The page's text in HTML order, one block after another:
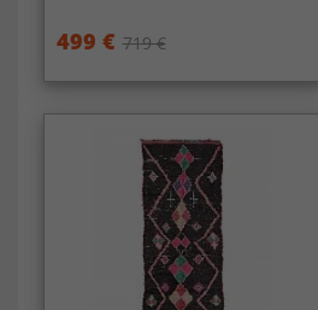
499 € 719 €